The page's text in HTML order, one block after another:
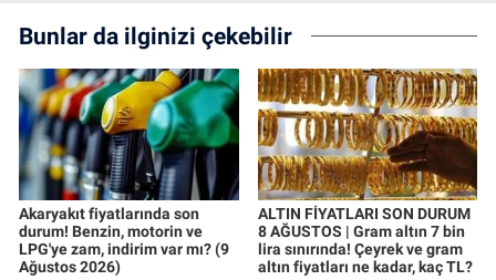
Bunlar da ilginizi çekebilir
Akaryakıt fiyatlarında son
durum! Benzin, motorin ve
LPG'ye zam, indirim var mı? (9
Ağustos 2026)
ALTIN FİYATLARI SON DURUM
8 AĞUSTOS | Gram altın 7 bin
lira sınırında! Çeyrek ve gram
altın fiyatları ne kadar, kaç TL?